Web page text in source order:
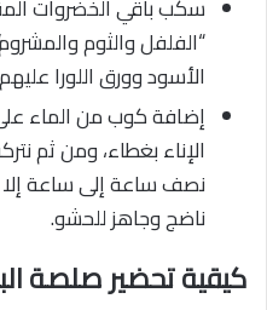
سكب باقي الخضروات
“الفلفل والثوم
الأسود وورق اللورا
إضافة كوب من الماء
الإناء بغطاء، ومن ثم
نصف ساعة إلى ساعة إلا
ناضج وجاهز للحشو.
كيقية تحضير صلصة